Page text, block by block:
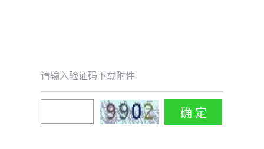
请输入验证码下载附件